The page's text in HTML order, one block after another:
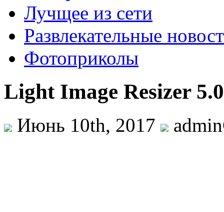
Лучщее из сети
Развлекательные
Фотоприколы
Light Image Resizer
Июнь 10th, 2017